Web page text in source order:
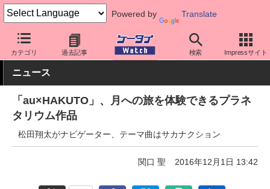
Powered by Translate
カテゴリ 過去記事 検索 Impressサイト
ケータイ Watch キャリア au その他
ニュース
「au×HAKUTO」、月への旅を体験できるプラネ
タリウム作品
松田翔太がナビゲーター、テーマ曲はサカナクション
関口 聖 2016年12月1日 13:42